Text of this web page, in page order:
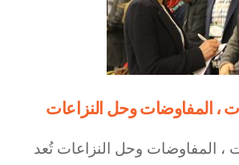
، المفاوضات وحل النزاعات
، المفاوضات وحل النزاعات تُعد